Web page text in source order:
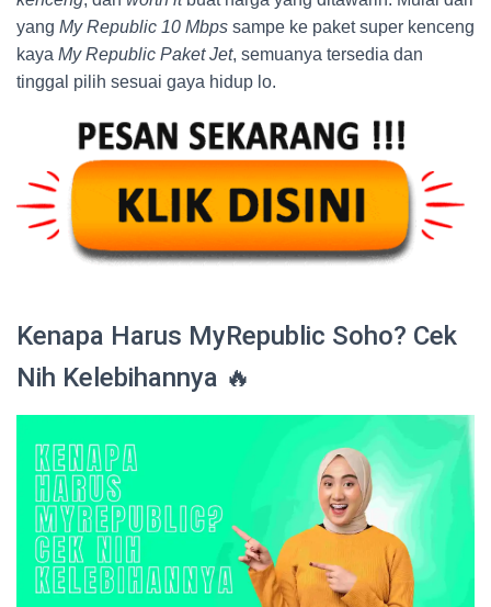
yang My Republic 10 Mbps sampe ke paket super kenceng
kaya My Republic Paket Jet, semuanya tersedia dan
tinggal pilih sesuai gaya hidup lo.
Kenapa Harus MyRepublic Soho? Cek
Nih Kelebihannya 🔥